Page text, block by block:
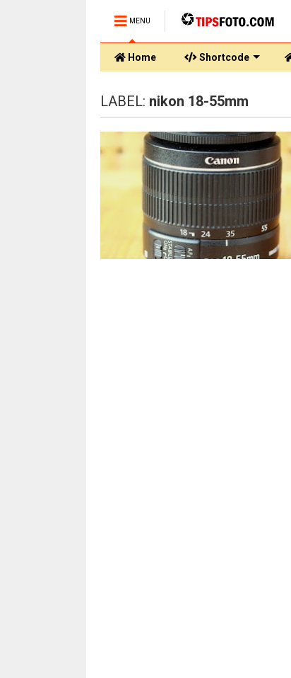
MENU
Home Shortcode
LABEL: nikon 18-55mm